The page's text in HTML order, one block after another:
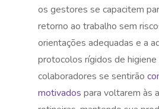
os gestores se capacitem
retorno ao trabalho sem
orientações adequadas e a
protocolos rígidos de higiene
colaboradores se sentirão
motivados para voltarem às